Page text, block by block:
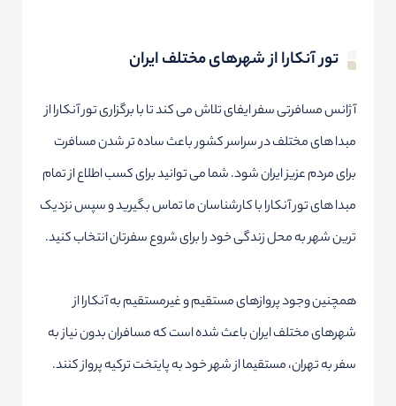
تور آنکارا از شهرهای مختلف ایران
آژانس مسافرتی سفر ایفای تلاش می کند تا با برگزاری تور آنکارا از
مبدا های مختلف در سراسر کشور باعث ساده تر شدن مسافرت
برای مردم عزیز ایران شود. شما می توانید برای کسب اطلاع از تمام
مبدا های تور آنکارا با کارشناسان ما تماس بگیرید و سپس نزدیک
ترین شهر به محل زندگی خود را برای شروع سفرتان انتخاب کنید.
همچنین وجود پروازهای مستقیم و غیرمستقیم به آنکارا از
شهرهای مختلف ایران باعث شده است که مسافران بدون نیاز به
سفر به تهران، مستقیما از شهر خود به پایتخت ترکیه پرواز کنند.